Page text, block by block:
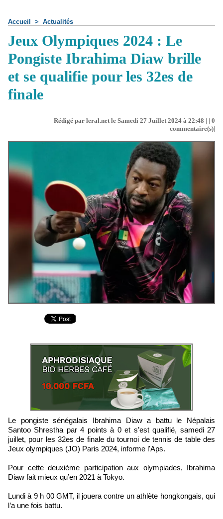
Accueil > Actualités
Jeux Olympiques 2024 : Le
Pongiste Ibrahima Diaw brille
et se qualifie pour les 32es de
finale
Rédigé par leral.net le Samedi 27 Juillet 2024 à 22:48 | | 0
commentaire(s)|
Le pongiste sénégalais Ibrahima Diaw a battu le Népalais
Santoo Shrestha par 4 points à 0 et s’est qualifié, samedi 27
juillet, pour les 32es de finale du tournoi de tennis de table des
Jeux olympiques (JO) Paris 2024, informe l'Aps.
Pour cette deuxième participation aux olympiades, Ibrahima
Diaw fait mieux qu’en 2021 à Tokyo.
Lundi à 9 h 00 GMT, il jouera contre un athlète hongkongais, qui
l’a une fois battu.